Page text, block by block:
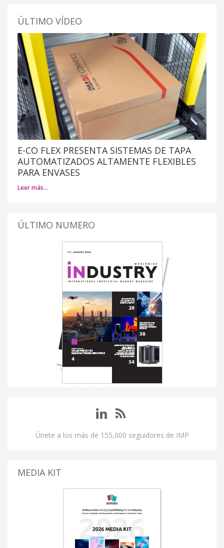
ÚLTIMO VÍDEO
E-CO FLEX PRESENTA SISTEMAS DE TAPA
AUTOMATIZADOS ALTAMENTE FLEXIBLES
PARA ENVASES
Leer más…
ÚLTIMO NUMERO
Únete a los más de 155,000 seguidores de IMP
MEDIA KIT